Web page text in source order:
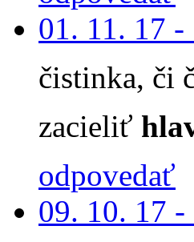
01. 11. 17 -
čistinka, či
zacieliť
odpovedať
09. 10. 17 -